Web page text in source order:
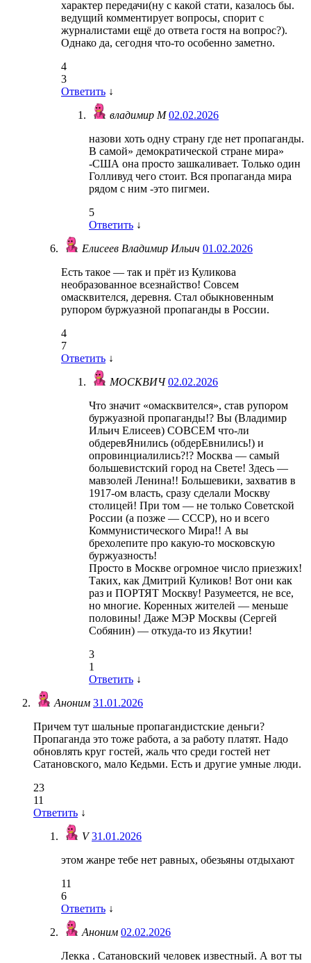
характер передачи(ну с какой стати, казалось бы.
ведущий комментирует вопросы, спорит с
журналистами ещё до ответа гостя на вопрос?).
Однако да, сегодня что-то особенно заметно.
4
3
Ответить ↓
владимир М02.02.2026
назови хоть одну страну где нет пропаганды.
В самой» демократической стране мира»
-США она просто зашкаливает. Только один
Голливуд чего стоит. Вся пропаганда мира
рядом с ним -это пигмеи.
5
Ответить ↓
Елисеев Владимир Ильич 01.02.2026
Есть такое — так и прёт из Куликова
необразованное всезнайство! Совсем
омасквителся, деревня. Стал обыкновенным
рупором буржуазной пропаганды в России.
4
7
Ответить ↓
МОСКВИЧ02.02.2026
Что значит «омасквителся», став рупором
буржуазной пропаганды!? Вы (Владимир
Ильич Елисеев) СОВСЕМ что-ли
обдеревЯнились (обдерЕвнились!) и
опровинциалились?!? Москва — самый
большевистский город на Свете! Здесь —
мавзолей Ленина!! Большевики, захватив в
1917-ом власть, сразу сделали Москву
столицей! При том — не только Советской
России (а позже — СССР), но и всего
Коммунистического Мира!! А вы
брехолепите про какую-то московскую
буржуазность!
Просто в Москве огромное число приезжих!
Таких, как Дмитрий Куликов! Вот они как
раз и ПОРТЯТ Москву! Разумеется, не все,
но многие. Коренных жителей — меньше
половины! Даже МЭР Москвы (Сергей
Собянин) — откуда-то из Якутии!
3
1
Ответить ↓
Аноним 31.01.2026
Причем тут шальные пропагандистские деньги?
Пропаганда это тоже работа, а за работу платят. Надо
обновлять круг гостей, жаль что среди гостей нет
Сатановского, мало Кедьми. Есть и другие умные люди.
23
11
Ответить ↓
V31.01.2026
этом жанре тебе нет равных, обезьяны отдыхают
11
6
Ответить ↓
Аноним 02.02.2026
Лекка . Сатановский человек известный. А вот ты